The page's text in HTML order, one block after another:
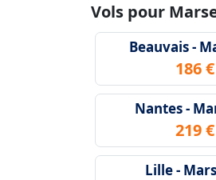
Vols pour
Beauvais -
186 €
Nantes -
219 €
Lille -